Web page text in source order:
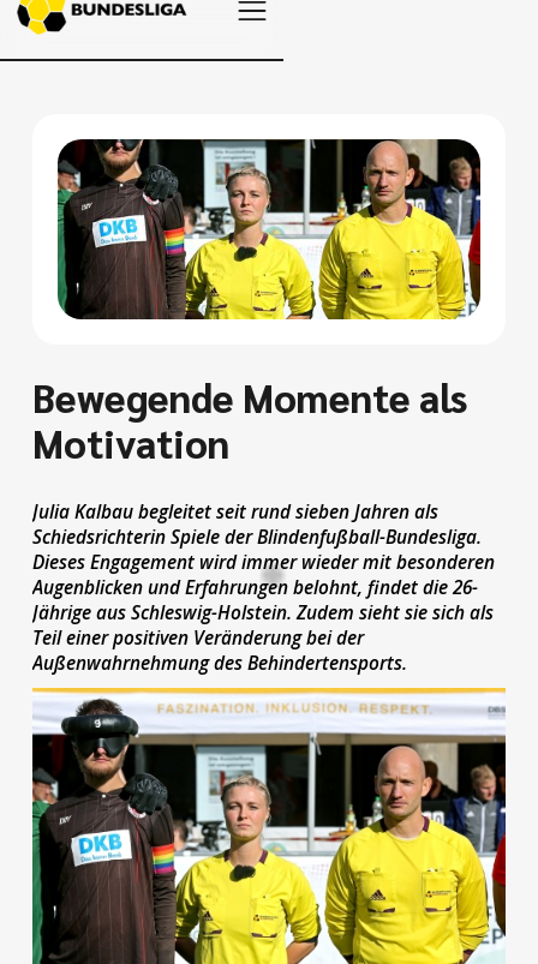
Bewegende Momente als
Motivation
Julia Kalbau begleitet seit rund sieben Jahren als
Schiedsrichterin Spiele der Blindenfußball-Bundesliga.
Dieses Engagement wird immer wieder mit besonderen
Augenblicken und Erfahrungen belohnt, findet die 26-
Jährige aus Schleswig-Holstein. Zudem sieht sie sich als
Teil einer positiven Veränderung bei der
Außenwahrnehmung des Behindertensports.